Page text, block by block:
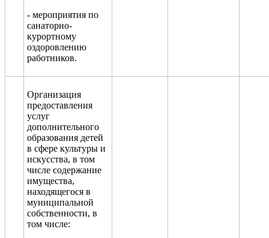
- мероприятия по
санаторно-
курортному
оздоровлению
работников.
Организация
предоставления
услуг
дополнительного
образования детей
в сфере культуры и
искусства, в том
числе содержание
имущества,
находящегося в
муниципальной
собственности, в
том числе: